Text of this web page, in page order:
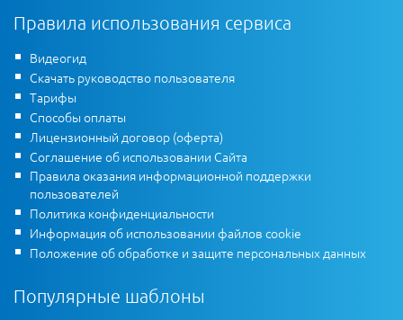
Правила использования сервиса
Видеогид
Скачать руководство пользователя
Тарифы
Способы оплаты
Лицензионный договор (оферта)
Соглашение об использовании Сайта
Правила оказания информационной поддержки
пользователей
Политика конфиденциальности
Информация об использовании файлов cookie
Положение об обработке и защите персональных данных
Популярные шаблоны